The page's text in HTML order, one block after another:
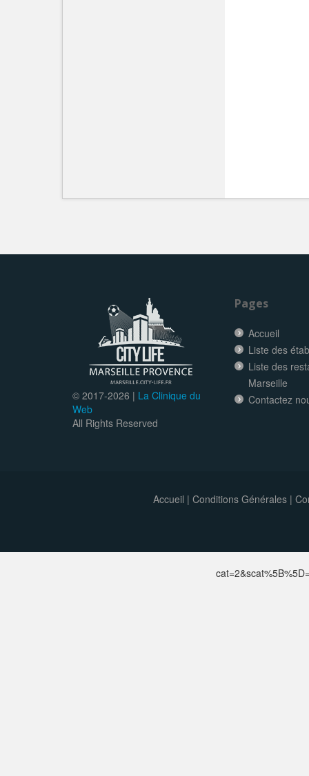
© 2017-2026 | La Clinique du
Web
All Rights Reserved
Pages
Accueil
Liste des
Liste des
Marseille
Contactez
Accueil | Conditions Générales|